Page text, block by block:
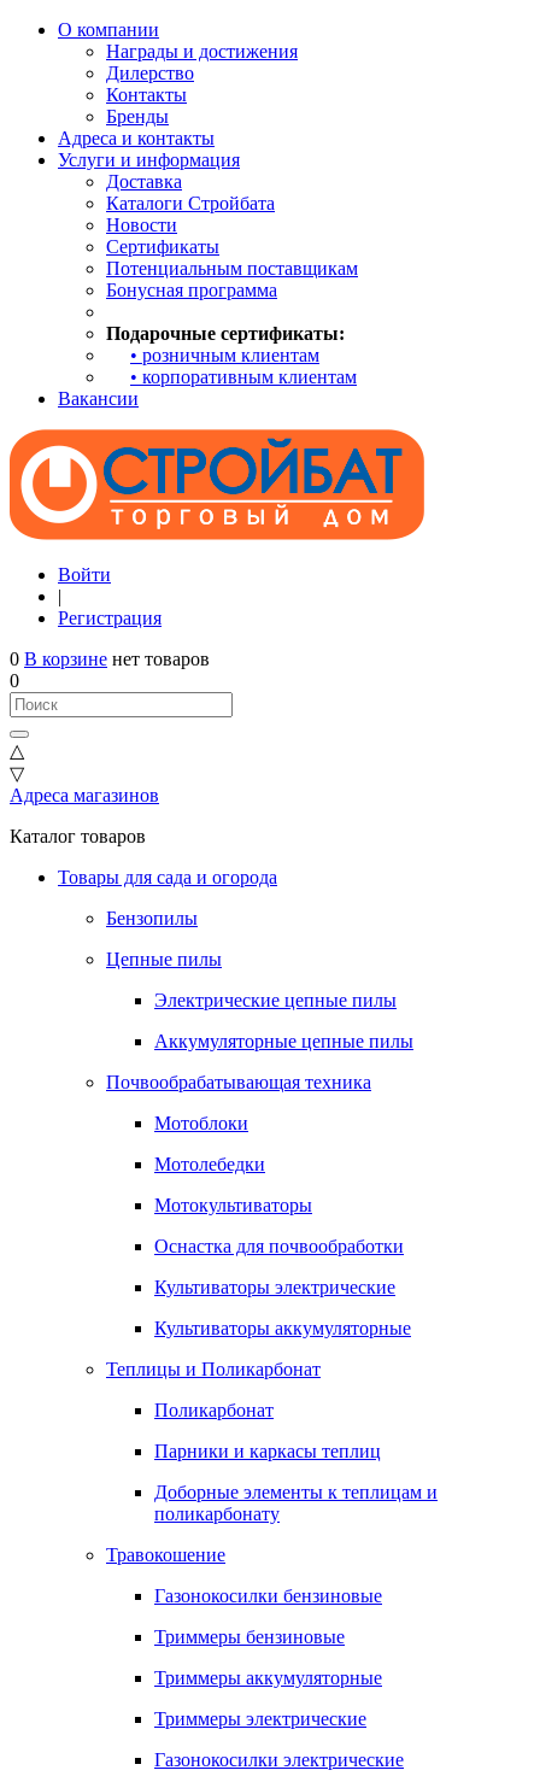
О компании
Награды и достижения
Дилерство
Контакты
Бренды
Адреса и контакты
Услуги и информация
Доставка
Каталоги Стройбата
Новости
Сертификаты
Потенциальным поставщикам
Бонусная программа
Подарочные сертификаты:
• розничным клиентам
• корпоративным клиентам
Вакансии
Войти
|
Регистрация
0 В корзине нет товаров
0
△
▽
Адреса магазинов
Каталог товаров
Товары для сада и огорода
Бензопилы
Цепные пилы
Электрические цепные пилы
Аккумуляторные цепные пилы
Почвообрабатывающая техника
Мотоблоки
Мотолебедки
Мотокультиваторы
Оснастка для почвообработки
Культиваторы электрические
Культиваторы аккумуляторные
Теплицы и Поликарбонат
Поликарбонат
Парники и каркасы теплиц
Доборные элементы к теплицам и
поликарбонату
Травокошение
Газонокосилки бензиновые
Триммеры бензиновые
Триммеры аккумуляторные
Триммеры электрические
Газонокосилки электрические